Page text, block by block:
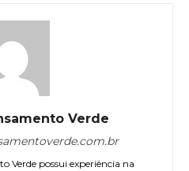
Verde
Verde possui experiência na